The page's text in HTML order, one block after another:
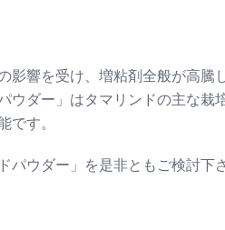
影響を受け、増粘剤全般が高騰
ウダー」はタマリンドの主な
です。
パウダー」を是非ともご検討下